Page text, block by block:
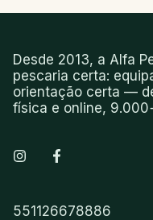
Desde 2013, a Alfa
pescaria certa:
orientação certa —
física e online,
551126678886